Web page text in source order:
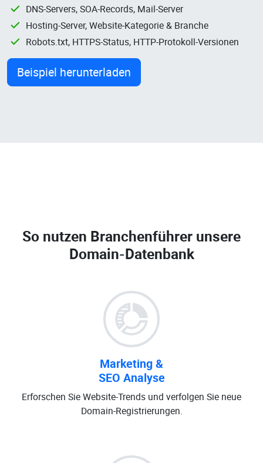
DNS-Servers, SOA-Records, Mail-Server
Hosting-Server, Website-Kategorie & Branche
Robots.txt, HTTPS-Status, HTTP-Protokoll-Versionen
Beispiel herunterladen
So nutzen Branchenführer unsere
Domain-Datenbank
Marketing &
SEO Analyse
Erforschen Sie Website-Trends und verfolgen Sie neue
Domain-Registrierungen.